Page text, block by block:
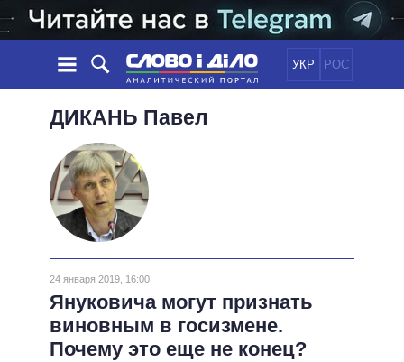
УКР РОС
НОВОСТИ
ЛЕНТА
СОБЫТИЯ
СТАТЬИ
МНЕНИЯ
ОБЗОРЫ
ДАЙДЖЕСТЫ
ВСЕ ПОЛИТИКИ
ПРЕЗИДЕНТ И ОФИС
ВЕРХОВНАЯ РАДА
КАБИНЕТ МИНИСТРОВ
ПОДДЕРЖАТЬ
СРАВНЕНИЕ ПОЛИТИКОВ
ДИКАНЬ Павел
24 января 2019, 16:00
Януковича могут признать
виновным в госизмене.
Почему это еще не конец?